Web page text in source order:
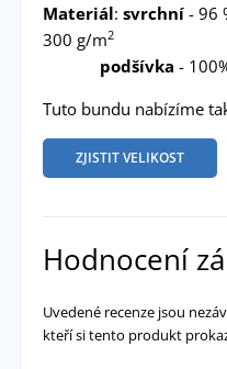
Materiál: svrchní- 96
300 g/m2
podšívka -
Tuto bundu nabízíme
ZJISTIT VELIKOST
Hodnocení
Uvedené recenze jsou
kteří si tento produkt